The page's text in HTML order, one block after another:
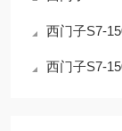
西门子S7-
西门子S7-